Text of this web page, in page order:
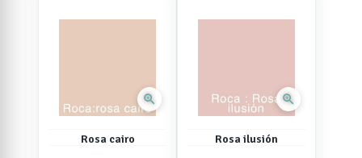
zoom_in
Rosa cairo
zoom_in
Rosa ilusión